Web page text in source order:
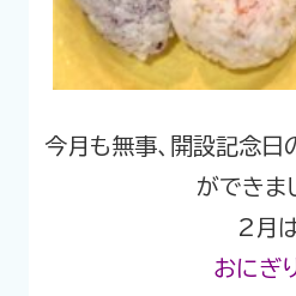
今月も無事、開設記念
ができま
2月
おにぎ